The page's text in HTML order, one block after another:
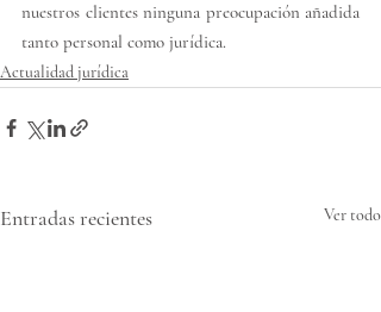
nuestros clientes ninguna preocupación añadida
tanto personal como jurídica.
Actualidad jurídica
Entradas recientes Ver todo